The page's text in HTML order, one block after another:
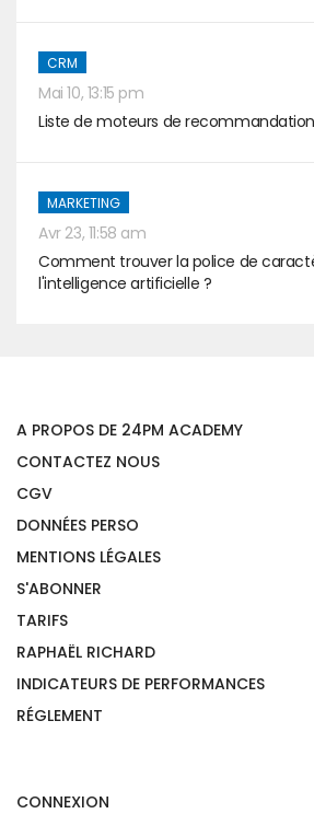
CRM
Mai 10, 13:15 pm
Liste de moteurs de
MARKETING
Avr 23, 11:58 am
Comment trouver la police de
l'intelligence artificielle ?
A PROPOS DE 24PM ACADEMY
CONTACTEZ NOUS
CGV
DONNÉES PERSO
MENTIONS LÉGALES
S'ABONNER
TARIFS
RAPHAËL RICHARD
INDICATEURS DE PERFORMANCES
RÉGLEMENT
CONNEXION